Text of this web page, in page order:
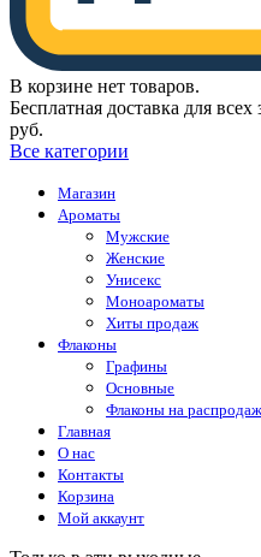
В корзине нет товаров.
Бесплатная доставка для
руб.
Все категории
Магазин
Ароматы
Мужские
Женские
Унисекс
Моноароматы
Хиты продаж
Флаконы
Графины
Основные
Флаконы на
Главная
О нас
Контакты
Корзина
Мой аккаунт